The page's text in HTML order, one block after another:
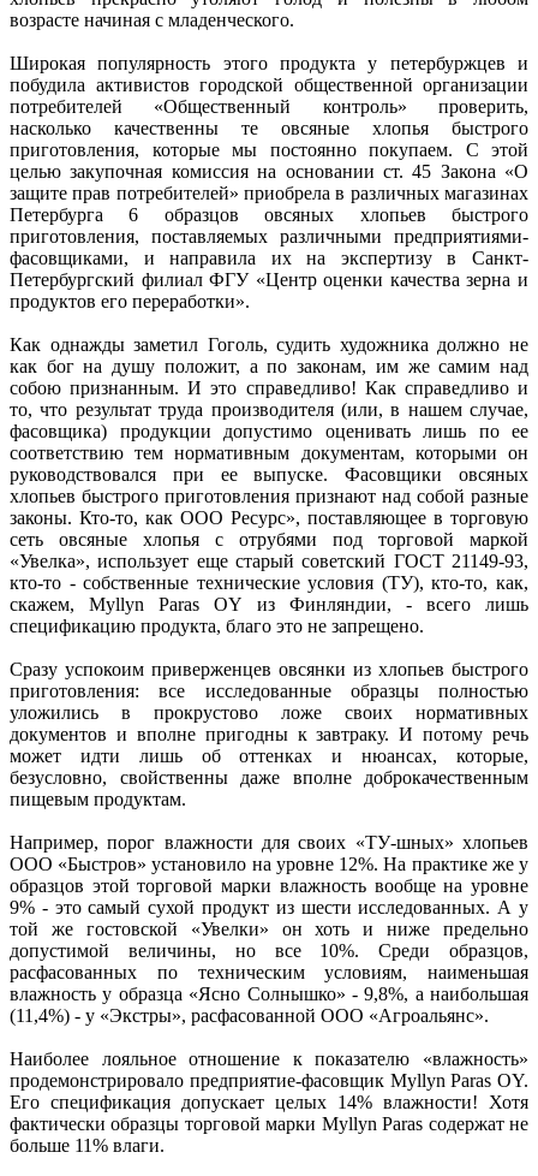
возрасте начиная с младенческого.
Широкая популярность этого продукта у петербуржцев и
побудила активистов городской общественной организации
потребителей «Общественный контроль» проверить,
насколько качественны те овсяные хлопья быстрого
приготовления, которые мы постоянно покупаем. С этой
целью закупочная комиссия на основании ст. 45 Закона «О
защите прав потребителей» приобрела в различных магазинах
Петербурга 6 образцов овсяных хлопьев быстрого
приготовления, поставляемых различными предприятиями-
фасовщиками, и направила их на экспертизу в Санкт-
Петербургский филиал ФГУ «Центр оценки качества зерна и
продуктов его переработки».
Как однажды заметил Гоголь, судить художника должно не
как бог на душу положит, а по законам, им же самим над
собою признанным. И это справедливо! Как справедливо и
то, что результат труда производителя (или, в нашем случае,
фасовщика) продукции допустимо оценивать лишь по ее
соответствию тем нормативным документам, которыми он
руководствовался при ее выпуске. Фасовщики овсяных
хлопьев быстрого приготовления признают над собой разные
законы. Кто-то, как ООО Ресурс», поставляющее в торговую
сеть овсяные хлопья с отрубями под торговой маркой
«Увелка», использует еще старый советский ГОСТ 21149-93,
кто-то - собственные технические условия (ТУ), кто-то, как,
скажем, Myllyn Paras OY из Финляндии, - всего лишь
спецификацию продукта, благо это не запрещено.
Сразу успокоим приверженцев овсянки из хлопьев быстрого
приготовления: все исследованные образцы полностью
уложились в прокрустово ложе своих нормативных
документов и вполне пригодны к завтраку. И потому речь
может идти лишь об оттенках и нюансах, которые,
безусловно, свойственны даже вполне доброкачественным
пищевым продуктам.
Например, порог влажности для своих «ТУ-шных» хлопьев
ООО «Быстров» установило на уровне 12%. На практике же у
образцов этой торговой марки влажность вообще на уровне
9% - это самый сухой продукт из шести исследованных. А у
той же гостовской «Увелки» он хоть и ниже предельно
допустимой величины, но все 10%. Среди образцов,
расфасованных по техническим условиям, наименьшая
влажность у образца «Ясно Солнышко» - 9,8%, а наибольшая
(11,4%) - у «Экстры», расфасованной ООО «Агроальянс».
Наиболее лояльное отношение к показателю «влажность»
продемонстрировало предприятие-фасовщик Myllyn Paras OY.
Его спецификация допускает целых 14% влажности! Хотя
фактически образцы торговой марки Myllyn Paras содержат не
больше 11% влаги.